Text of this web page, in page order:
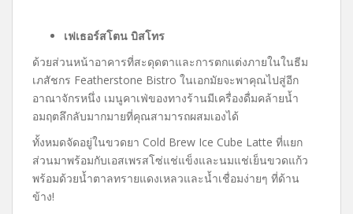
เฟเธอร์สโตน บิสโทร
ด้วยส่วนหน้าอาคารที่สะดุดตาและการตกแต่งภายในในธีม
เภสัชกร Featherstone Bistro ในเอกมัยจะพาคุณไปสู่อีก
อาณาจักรหนึ่ง เมนูคาเฟ่ของทางร้านมีเครื่องดื่มคล้ายน้ำ
อมฤตลึกลับมากมายที่คุณสามารถผสมเองได้
ทั้งหมดจัดอยู่ในขวดยา Cold Brew Ice Cube Latte ที่แยก
ส่วนมาพร้อมกับเอสเพรสโซ่แช่แข็งและนมแช่เย็นขวดแก้ว
พร้อมด้วยน้ำตาลทรายแดงเหลวและน้ำเชื่อมง่ายๆ ที่ด้าน
ข้าง!